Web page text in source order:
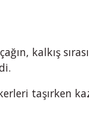
kalkış
taşırken